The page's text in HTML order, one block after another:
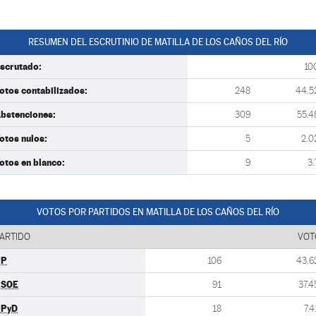
RESUMEN DEL ESCRUTINIO DE MATILLA DE LOS CAÑOS DEL RÍO
contabilizados: 248
309
nulos: 5
en blanco: 9
VOTOS POR PARTIDOS EN MATILLA DE LOS CAÑOS DEL RÍO
106
91
18